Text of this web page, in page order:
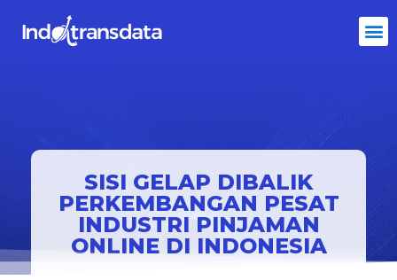
SISI GELAP DIBALIK
PERKEMBANGAN PESAT
INDUSTRI PINJAMAN
ONLINE DI INDONESIA